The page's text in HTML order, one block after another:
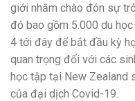
giới nhằm chào đón sự
đó bao gồm 5.000 du
4 tới đây để bắt đầu kỳ
quan trọng đối với các
học tập tại New Zealand
của đại dịch Covid-19.